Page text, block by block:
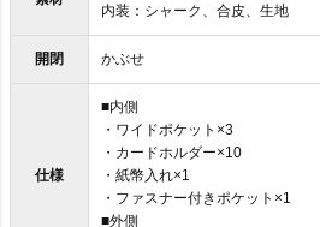
内装：シャーク、合皮、生地
開閉 かぶせ
仕様
■内側
・ワイドポケット×3
・カードホルダー×10
・紙幣入れ×1
・ファスナー付きポケット×1
■外側